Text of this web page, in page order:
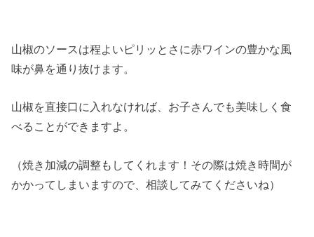
山椒のソースは程よいピリッとさに赤ワインの豊かな風
味が鼻を通り抜けます。
山椒を直接口に入れなければ、お子さんでも美味しく食
べることができますよ。
（焼き加減の調整もしてくれます！その際は焼き時間が
かかってしまいますので、相談してみてくださいね）